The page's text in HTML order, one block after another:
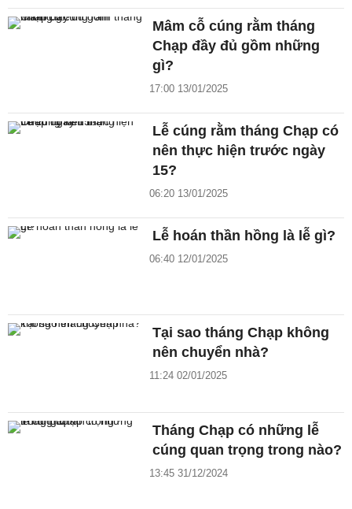
Mâm cỗ cúng rằm tháng
Chạp đầy đủ gồm những
gì?
17:00 13/01/2025
Lễ cúng rằm tháng Chạp có
nên thực hiện trước ngày
15?
06:20 13/01/2025
Lễ hoán thần hồng là lễ gì?
06:40 12/01/2025
Tại sao tháng Chạp không
nên chuyển nhà?
11:24 02/01/2025
Tháng Chạp có những lễ
cúng quan trọng trong nào?
13:45 31/12/2024